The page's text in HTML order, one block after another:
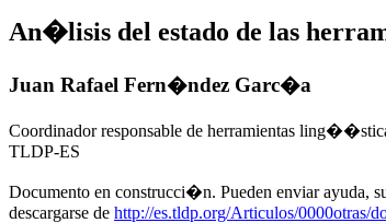
An�lisis del estado de las
Juan Rafael Fern�ndez Garc�a
Coordinador responsable de herramientas
TLDP-ES
Documento en construcci�n. Pueden enviar ayuda,
descargarse de http://es.tldp.org/Articulos/0000otras/